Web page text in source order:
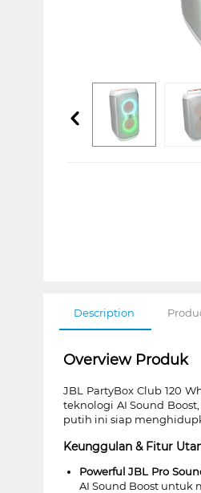
Description
Overview Produk
JBL PartyBox Club 120
teknologi AI Sound
putih ini siap
Keunggulan & Fitur
Powerful JBL Pro
AI Sound Boost untuk